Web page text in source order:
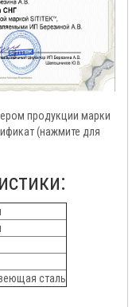
продукции марки
(нажмите для
сталь